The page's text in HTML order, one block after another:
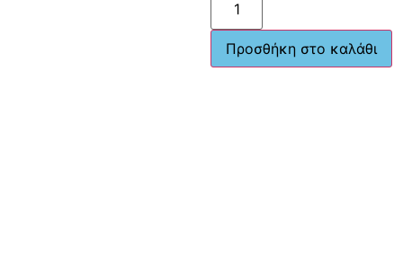
Προσθήκη στο καλάθι